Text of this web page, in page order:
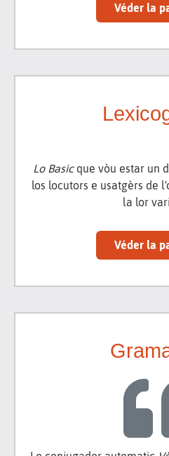
Véder la
Lo Basicque vòu estar un
los locutors e usatgèrs de
la lor
Véder la